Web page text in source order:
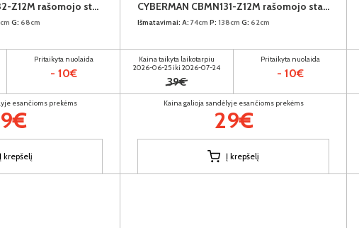
CYBERMAN CBMB132-Z12M rašomojo stalo stalviršis
G: 68cm
Pritaikyta nuolaida
- 10€
esančioms prekėms
Į krepšelį
CYBERMAN CBMN131-Z12M rašomojo stalo kojos
Išmatavimai: A: 74cm P: 138cm G: 62cm
Kaina taikyta laikotarpiu
2026-06-25 iki 2026-07-24
39€
Pritaikyta nuolaida
- 10€
Kaina galioja sandėlyje esančioms prekėms
29€
Į krepšelį